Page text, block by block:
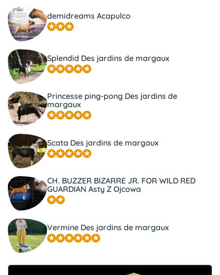
demidreams Acapulco
Splendid Des jardins de margaux
Princesse ping-pong Des jardins de
margaux
Scata Des jardins de margaux
CH. BUZZER BIZARRE JR. FOR WILD RED
GUARDIAN Asty Z Ojcowa
Vermine Des jardins de margaux